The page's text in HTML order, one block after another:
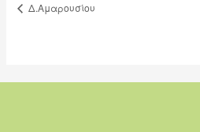
Δ.Αμαρουσίου